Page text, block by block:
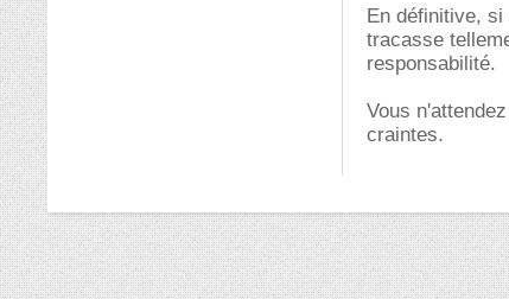
En définitive,
tracasse
responsabilité.
Vous
craintes.